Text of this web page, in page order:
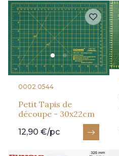
0002 0544
Petit Tapis de
découpe - 30x22cm
12,90 €/pc